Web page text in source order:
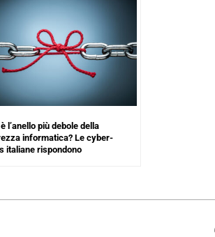
l’anello più debole della
informatica? Le cyber-
italiane rispondono